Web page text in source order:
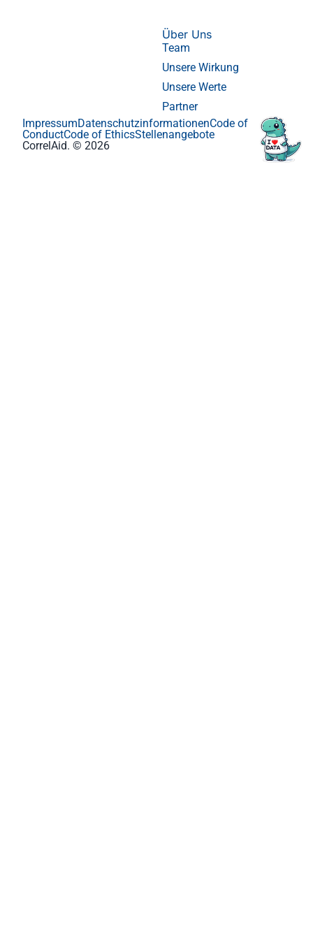
Über Uns
Team
Unsere Wirkung
Unsere Werte
Partner
CorrelAid. © 2026
ImpressumDatenschutzinformationenCode of
ConductCode of EthicsStellenangebote